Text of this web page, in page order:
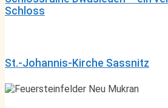
Schloss
St.-Johannis-Kirche Sassnitz